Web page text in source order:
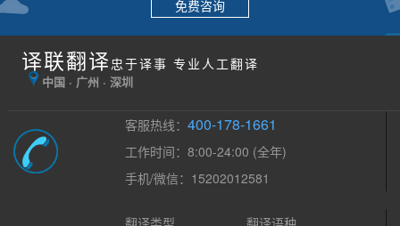
免费咨询
译联翻译 忠于译事 专业人工翻译
中国 · 广州 · 深圳
客服热线：400-178-1661
工作时间：8:00-24:00 (全年)
手机/微信：15202012581